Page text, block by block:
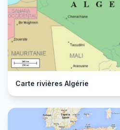
Carte rivières Algérie